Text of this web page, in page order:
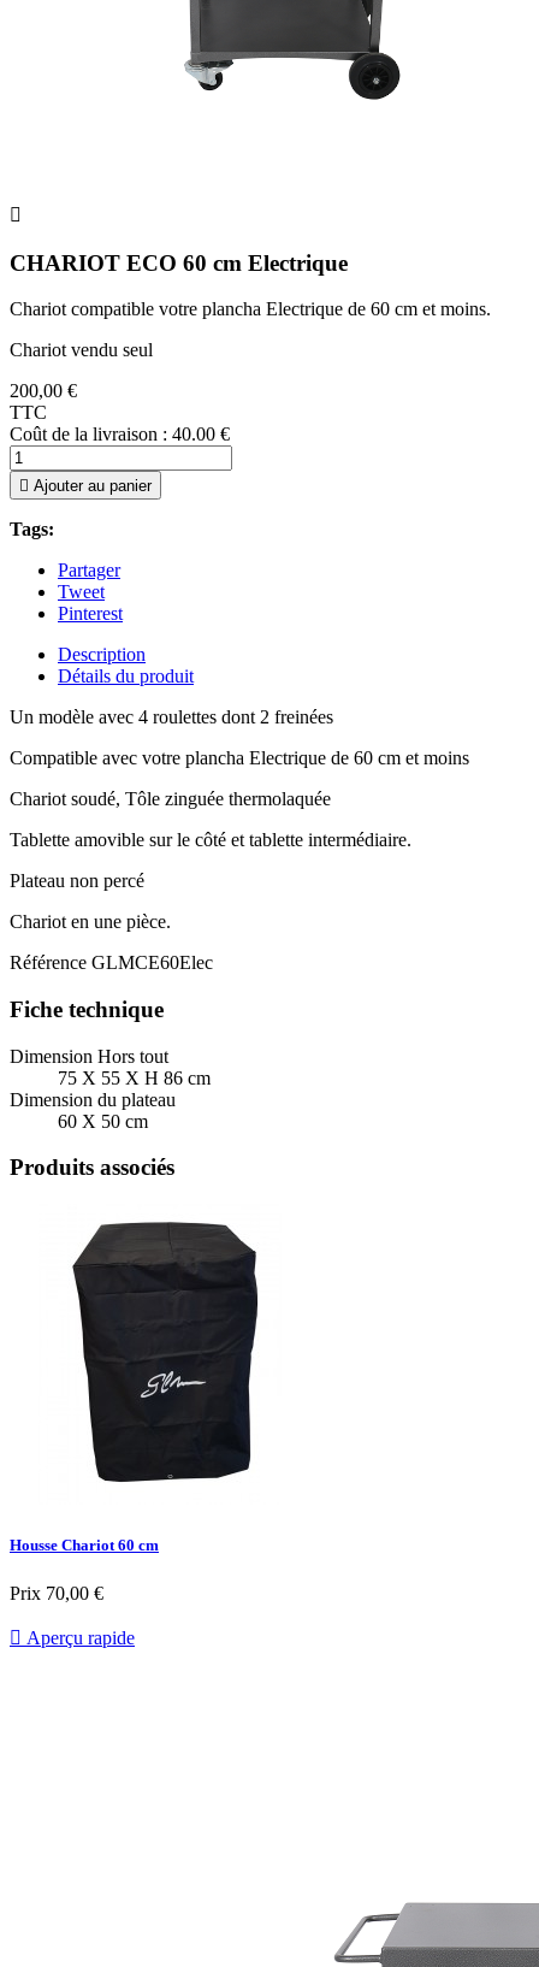

CHARIOT ECO 60 cm Electrique
Chariot compatible votre plancha Electrique de 60 cm et moins.
Chariot vendu seul
200,00 €
TTC
Coût de la livraison : 40.00 €
 Ajouter au panier
Tags:
Partager
Tweet
Pinterest
Description
Détails du produit
Un modèle avec 4 roulettes dont 2 freinées
Compatible avec votre plancha Electrique de 60 cm et moins
Chariot soudé, Tôle zinguée thermolaquée
Tablette amovible sur le côté et tablette intermédiaire.
Plateau non percé
Chariot en une pièce.
Référence GLMCE60Elec
Fiche technique
Dimension Hors tout
75 X 55 X H 86 cm
Dimension du plateau
60 X 50 cm
Produits associés
Housse Chariot 60 cm
Prix 70,00 €
 Aperçu rapide